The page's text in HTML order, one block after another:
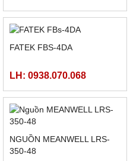
MÀN HÌNH FUJI HAKKO
V708CD